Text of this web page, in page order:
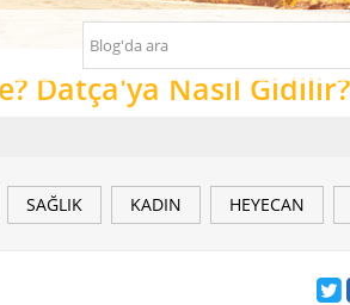
Datça'ya Nasıl Gidilir?
SAĞLIK KADIN HEYECAN